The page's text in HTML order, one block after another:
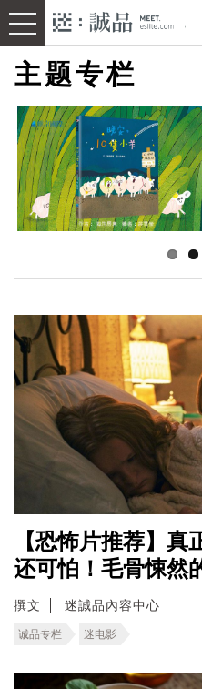
主题专栏
【恐怖片推荐】
还可怕！毛骨悚然
撰文 迷誠品內容中心
诚品专栏 迷电影